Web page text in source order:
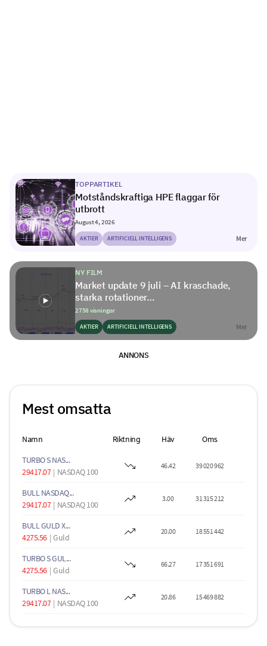
TOPPARTIKEL
Motståndskraftiga HPE flaggar för
utbrott
August 4, 2026
AKTIER ARTIFICIELL INTELLIGENS Mer
NY FILM
Market update 9 juli – AI kraschade,
starka rotationer…
2758 visningar
AKTIER ARTIFICIELL INTELLIGENS Mer
ANNONS
Mest omsatta
Namn Riktning Häv
Oms
TURBO S NAS...
29417.07 | NASDAQ 100
46.42 39 020 962
BULL NASDAQ...
29417.07 | NASDAQ 100
3.00 31 315 212
BULL GULD X...
4275.56 | Guld
20.00 18 551 442
TURBO S GUL...
4275.56 | Guld
66.27 17 351 691
TURBO L NAS...
29417.07 | NASDAQ 100
20.86 15 469 882